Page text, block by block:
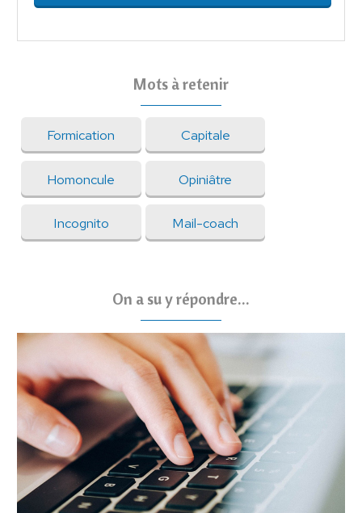
Mots à retenir
Formication Capitale
Homoncule Opiniâtre
Incognito Mail-coach
On a su y répondre...